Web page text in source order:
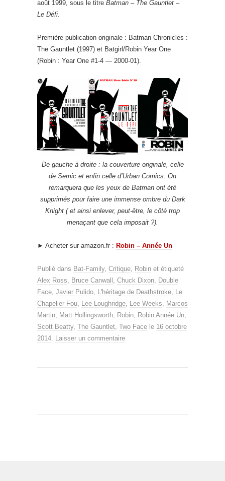
août 1999, sous le titre Batman – The Gauntlet –
Le Défi.
Première publication originale : Batman Chronicles :
The Gauntlet (1997) et Batgirl/Robin Year One
(Robin : Year One #1-4 — 2000-01).
De gauche à droite : la couverture originale, celle
de Semic et enfin celle d’Urban Comics. On
remarquera que les yeux de Batman ont été
supprimés pour faire une immense ombre du Dark
Knight ( et ainsi enlever, peut-être, le côté trop
menaçant que cela imposait ?).
► Acheter sur amazon.fr : Robin – Année Un
Publié dans Bat-Family, Critique Robin et étiqueté
Alex Ross
Bruce Canwall Chuck Dixon Double
Face Javier Pulido L'héritage de Deathstroke Le
Chapelier Fou Lee Loughridge Lee Weeks
Marcos
Martin Matt Hollingsworth Robin Robin Année Un
Scott Beatty, The Gauntlet Two Face le 16 octobre
2014 Laisser un commentaire